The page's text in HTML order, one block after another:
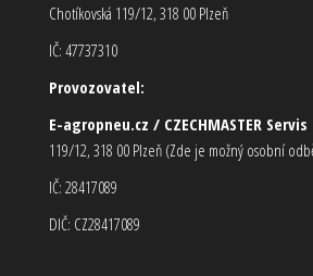
Chotíkovská 119/12, 318 00 Plzeň
IČ: 47737310
Provozovatel:
E-agropneu.cz / CZECHMASTER
119/12, 318 00 Plzeň (Zde je možný osobní
IČ: 28417089
DIČ: CZ28417089